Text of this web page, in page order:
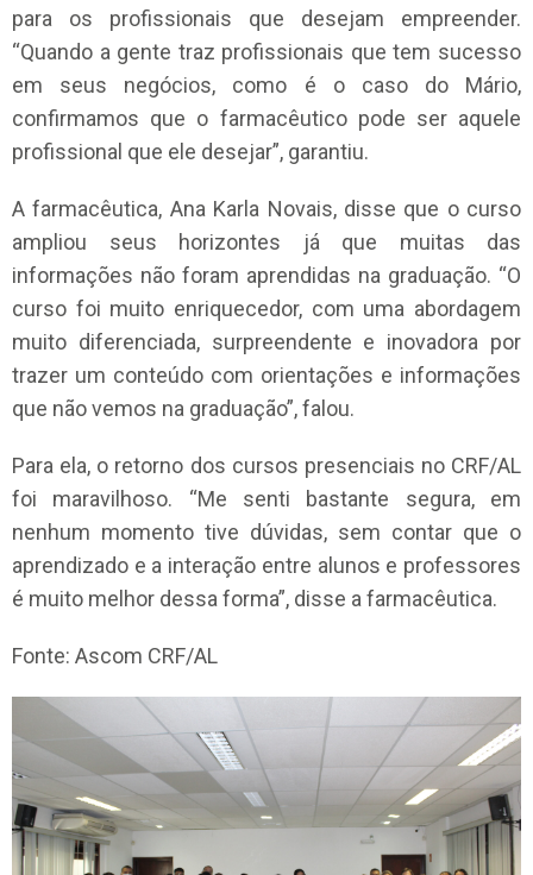
para os profissionais que desejam empreender.
“Quando a gente traz profissionais que tem sucesso
em seus negócios, como é o caso do Mário,
confirmamos que o farmacêutico pode ser aquele
profissional que ele desejar”, garantiu.
A farmacêutica, Ana Karla Novais, disse que o curso
ampliou seus horizontes já que muitas das
informações não foram aprendidas na graduação. “O
curso foi muito enriquecedor, com uma abordagem
muito diferenciada, surpreendente e inovadora por
trazer um conteúdo com orientações e informações
que não vemos na graduação”, falou.
Para ela, o retorno dos cursos presenciais no CRF/AL
foi maravilhoso. “Me senti bastante segura, em
nenhum momento tive dúvidas, sem contar que o
aprendizado e a interação entre alunos e professores
é muito melhor dessa forma”, disse a farmacêutica.
Fonte: Ascom CRF/AL